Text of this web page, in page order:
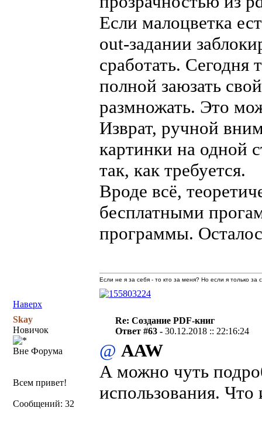
Если малоцветка
out-задании
сработать.
полной заюзать
размножать. Это
Изврат, ручной
картинки на одной
так, как требуется.
Вроде всё,
бесплатными
программы.
Наверх
Если не я за себя - то кто за меня? Но если я только
Skay
Новичок
Вне Форума
Всем привет!
Сообщений: 32
Re: Создание PDF-книг
Ответ #63 -30.12.2018 :: 22:16:24
@ AAW
А можно чуть
использования.